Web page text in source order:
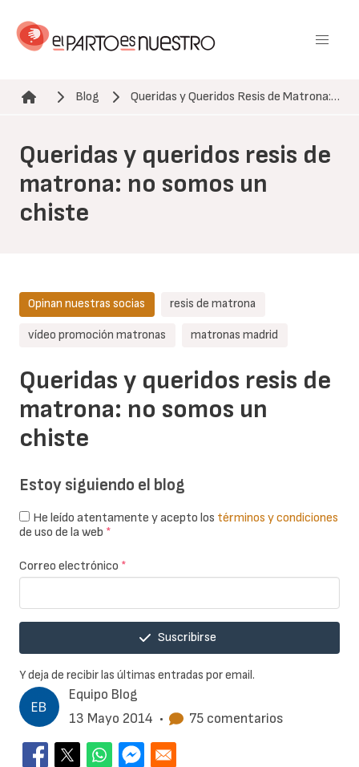
contenido
Ruta de navegación
Blog Queridas y Queridos Resis de Matrona:…
Queridas y queridos resis de
matrona: no somos un
chiste
Equipo Blog
13 Mayo 2014 • 75 comentarios
Queridas y queridos resis de
matrona: no somos un
chiste
Opinan nuestras socias resis de matrona
vídeo promoción matronas matronas madrid
Estoy siguiendo el blog
He leído atentamente y acepto los términos y condiciones
de uso de la web *
Correo electrónico *
Suscribirse
Y deja de recibir las últimas entradas por email.